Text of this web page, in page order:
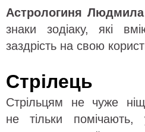
Астрологиня Людмила
знаки зодіаку, які
заздрість на свою
Стрілець
Стрільцям не чуже
не тільки